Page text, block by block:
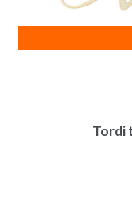
Tordi